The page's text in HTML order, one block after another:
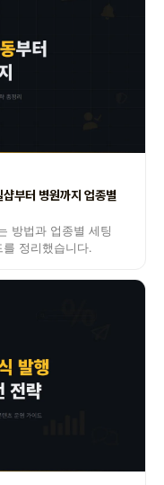
부터 병원까지 업종별
방법과 업종별 세팅
정리했습니다.